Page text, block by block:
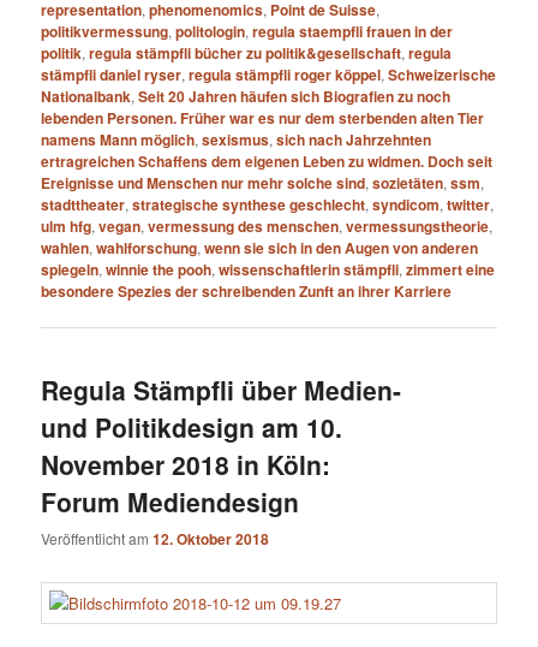
representation,phenomenomics, Point de Suisse,
politikvermessung,politologin,regula staempfli frauen in der
politik,regula stämpfli bücher zu politik&gesellschaft,regula
stämpfli daniel ryser,regula stämpfli roger köppel,Schweizerische
Nationalbank,Seit 20 Jahren häufen sich Biografien zu noch
lebenden Personen. Früher war es nur dem sterbenden alten Tier
namens Mann möglich,sexismus,sich nach Jahrzehnten
ertragreichen Schaffens dem eigenen Leben zu widmen. Doch seit
Ereignisse und Menschen nur mehr solche sind,sozietäten,ssm,
stadttheater,strategische synthese geschlecht,syndicom,twitter,
ulm hfg,vegan,vermessung des menschen,vermessungstheorie,
wahlen,wahlforschung,wenn sie sich in den Augen von anderen
spiegeln,winnie the pooh,wissenschaftlerin stämpfli,zimmert eine
besondere Spezies der schreibenden Zunft an ihrer Karriere
Regula Stämpfli über Medien-
und Politikdesign am 10.
November 2018 in Köln:
Forum Mediendesign
Veröffentlicht am12. Oktober 2018